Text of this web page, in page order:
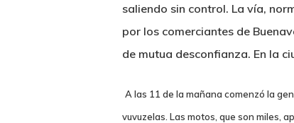
saliendo sin control. La vía,
por los comerciantes de
de mutua desconfianza. En la
A las 11 de la mañana comenzó la
vuvuzelas. Las motos, que son miles,